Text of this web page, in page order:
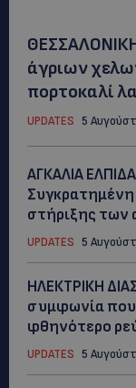
άγριων
πορτοκαλί
UPDATES 5
ΑΓΚΑΛΙΑ
Συγκρατημένη
στήριξης των
UPDATES 5
ΗΛΕΚΤΡΙΚΗ
συμφωνία που
φθηνότερο
UPDATES 5